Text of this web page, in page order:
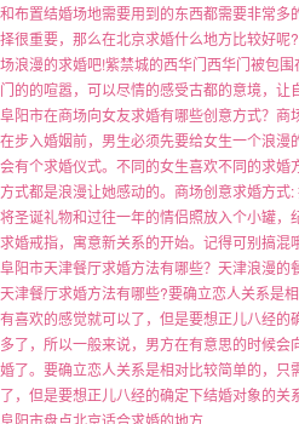
和布置结婚场地需要用到的东西都需要非常
择很重要，那么在北京求婚什么地方比较好
场浪漫的求婚吧!紫禁城的西华门西华门被包
门的的喧嚣，可以尽情的感受古都的意境，
阜阳市在商场向女友求婚有哪些创意方式？商
在步入婚姻前，男生必须先要给女生一个浪
会有个求婚仪式。不同的女生喜欢不同的求
方式都是浪漫让她感动的。商场创意求婚方式:
将圣诞礼物和过往一年的情侣照放入个小罐，
求婚戒指，寓意新关系的开始。记得可别搞混
阜阳市天津餐厅求婚方法有哪些？天津浪漫的
天津餐厅求婚方法有哪些?要确立恋人关系是
有喜欢的感觉就可以了，但是要想正儿八经
多了，所以一般来说，男方在有意思的时候
婚了。要确立恋人关系是相对比较简单的，只
了，但是要想正儿八经的确定下结婚对象的